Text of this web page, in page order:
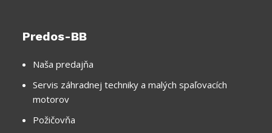
Predos-BB
Naša predajňa
Servis záhradnej techniky a malých spaľovacích
motorov
Požičovňa